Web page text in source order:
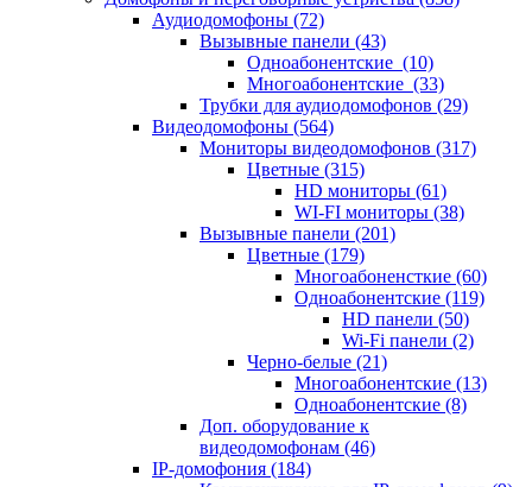
Аудиодомофоны (72)
Вызывные панели (43)
Одноабонентские (10)
Многоабонентские (33)
Трубки для аудиодомофонов (29)
Видеодомофоны (564)
Мониторы видеодомофонов (317)
Цветные (315)
HD мониторы (61)
WI-FI мониторы (38)
Вызывные панели (201)
Цветные (179)
Многоабоненсткие (60)
Одноабонентские (119)
HD панели (50)
Wi-Fi панели (2)
Черно-белые (21)
Многоабонентские (13)
Одноабонентские (8)
Доп. оборудование к
видеодомофонам (46)
IP-домофония (184)